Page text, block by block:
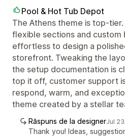
Pool & Hot Tub Depot
The Athens theme is top-
flexible sections and custom
effortless to design a
storefront. Tweaking the
the setup documentation is
top it off, customer support
respond, warm, and
theme created by a stellar
Răspuns de la designerJul
Thank you! Ideas,